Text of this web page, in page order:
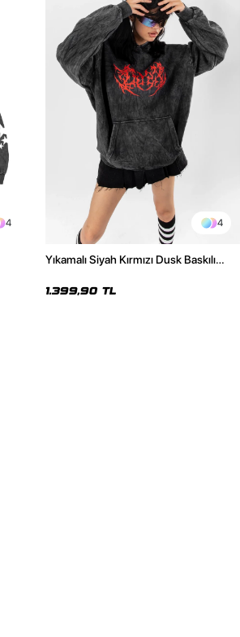
4 4
Yıkamalı Siyah Kırmızı Dusk Baskılı
1.399,90 TL